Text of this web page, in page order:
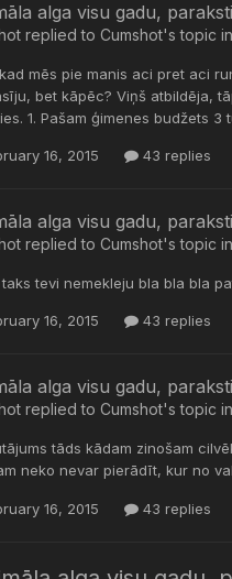
alga visu gadu,
replied to Cumshot's topic in
mēs pie manis aci pret aci
bet kāpēc? Viņš atbildēja,
1. Pašam ģimenes budžets
16, 2015 43 replies
alga visu gadu,
replied to Cumshot's topic in
taks tevi nemekleju bla bla bla
16, 2015 43 replies
alga visu gadu,
replied to Cumshot's topic in
tāds kādam zinošam
neko nevar pierādīt, kur no
16, 2015 43 replies